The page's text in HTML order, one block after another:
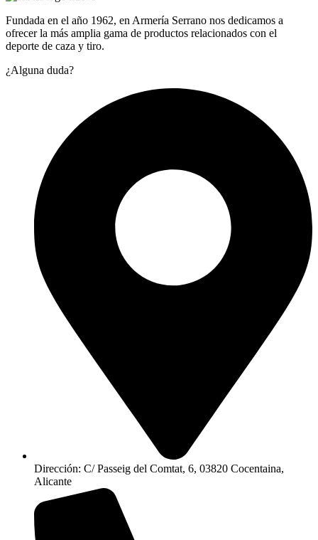
Fundada en el año 1962, en Armería Serrano nos dedicamos a
ofrecer la más amplia gama de productos relacionados con el
deporte de caza y tiro.
¿Alguna duda?
Dirección: C/ Passeig del Comtat, 6, 03820 Cocentaina,
Alicante